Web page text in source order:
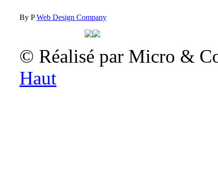
By PWeb Design Company
© Réalisé par Micro &
Haut